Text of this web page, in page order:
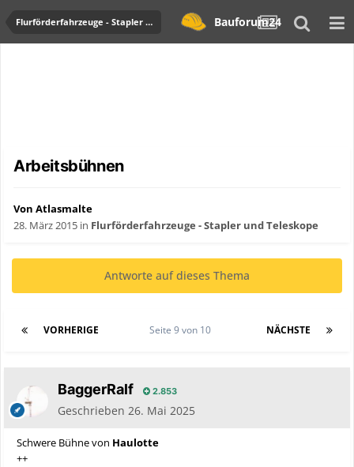
Flurförderfahrzeuge - Stapler und Teleskope Bauforum24
Arbeitsbühnen
Von Atlasmalte
28. März 2015 in Flurförderfahrzeuge - Stapler und Teleskope
Antworte auf dieses Thema
VORHERIGE NÄCHSTE
Seite 9 von 10
BaggerRalf 2.853
Geschrieben 26. Mai 2025
Schwere Bühne von Haulotte
++